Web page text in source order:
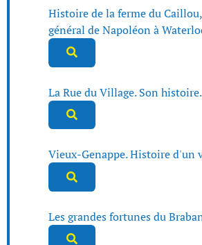
Histoire de la ferme du
général de Napoléon à
La Rue du Village. Son
Vieux-Genappe. Histoire d'un
Les grandes fortunes du